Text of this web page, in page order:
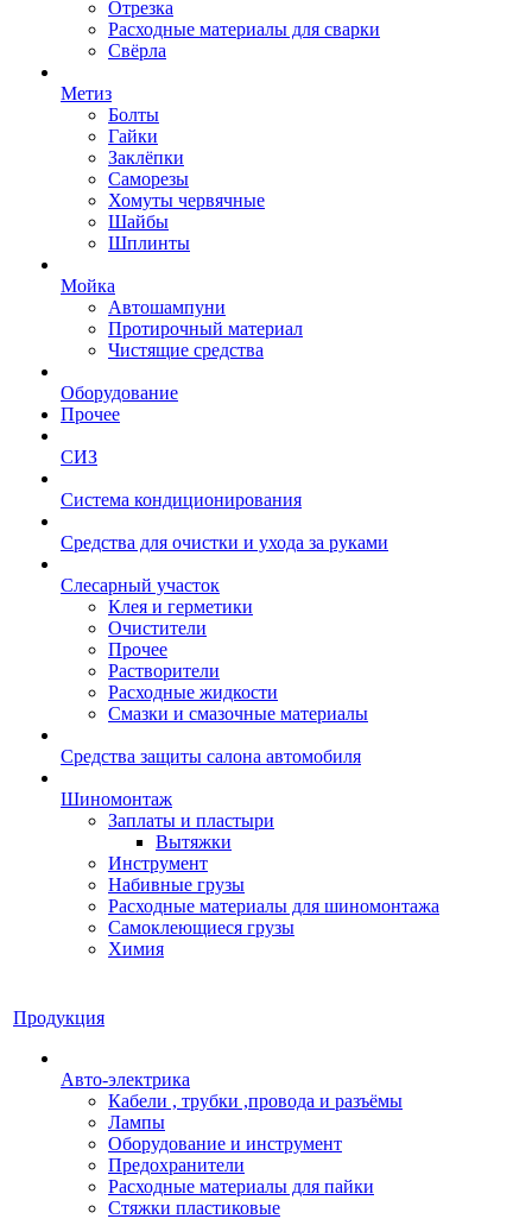
Отрезка
Расходные материалы для сварки
Свёрла
Метиз
Болты
Гайки
Заклёпки
Саморезы
Хомуты червячные
Шайбы
Шплинты
Мойка
Автошампуни
Протирочный материал
Чистящие средства
Оборудование
Прочее
СИЗ
Система кондиционирования
Средства для очистки и ухода за руками
Слесарный участок
Клея и герметики
Очистители
Прочее
Растворители
Расходные жидкости
Смазки и смазочные материалы
Средства защиты салона автомобиля
Шиномонтаж
Заплаты и пластыри
Вытяжки
Инструмент
Набивные грузы
Расходные материалы для шиномонтажа
Самоклеющиеся грузы
Химия
Продукция
Авто-электрика
Кабели , трубки ,провода и разъёмы
Лампы
Оборудование и инструмент
Предохранители
Расходные материалы для пайки
Стяжки пластиковые